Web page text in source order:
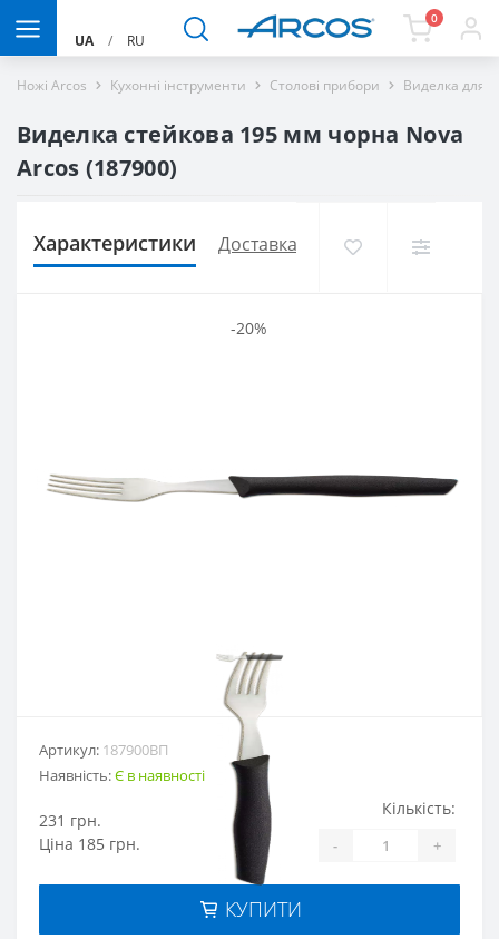
UA / RU
0
Ножі Arcos Кухонні інструменти Столові прибори Виделка для
Виделка стейкова 195 мм чорна Nova
Arcos (187900)
Характеристики Доставка і оплата Відгуків (1)
-20%
Артикул: 187900ВП
Наявність:Є в наявності
231 грн.
Цiна 185 грн.
Кількість:
- +
КУПИТИ